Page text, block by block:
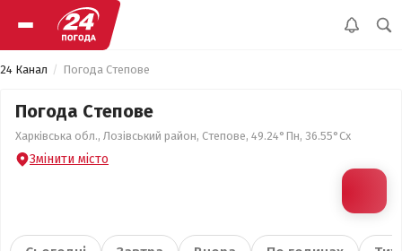
24 Канал Погода Степове
Погода Степове
Харківська обл., Лозівський район, Степове, 49.24°Пн, 36.55°Сх
Змінити місто